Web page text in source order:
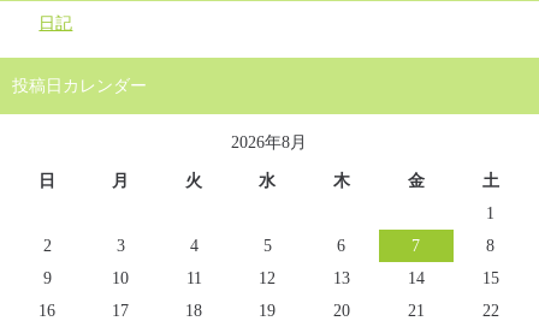
日記
投稿日カレンダー
2026年8月
日 月 火 水 木 金
土
1
2
3 4 5 6 7
8
9
10 11 12 13 14
15
16
17 18 19 20 21 22